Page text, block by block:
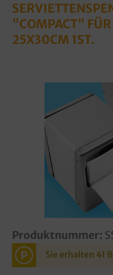
"COMPACT" FÜR
25X30CM 1ST.
Produktnummer:
P Sie erhalten 41